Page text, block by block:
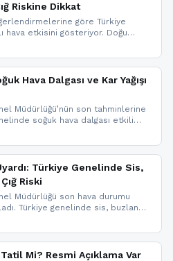
Riskine Dikkat
göre Türkiye
hava etkisini gösteriyor. Doğu
beklenirken Marmara ve
bulunuyor. İç kesimlerde sis ve pus
mesafesinde azalma
Hava Dalgası ve Kar Yağışı
Müdürlüğü’nün son tahminlerine
soğuk hava dalgası etkili
kar yağışı ve buzlanma uyarısı
Türkiye Genelinde Sis,
Riski
Müdürlüğü son hava durumu
Türkiye genelinde sis, buzlanma
Doğu Anadolu ve Doğu
dakika meteoroloji gelişmeleri.
Mi? Resmi Açıklama Var